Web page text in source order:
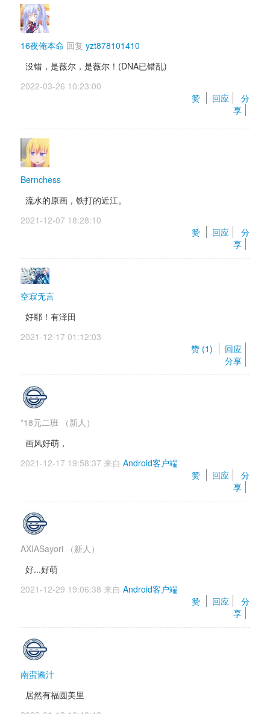
16夜俺本命 回复 yzt878101410
没错，是薇尔，是薇尔！(DNA已错乱)
2022-03-26 10:23:00
赞
回应
分
享
Bernchess
流水的原画，铁打的近江。
2021-12-07 18:28:10
赞
回应
分
享
空寂无言
好耶！有泽田
2021-12-17 01:12:03
赞 (1)
回应
分享
*18元二班
（新人）
画风好萌，
2021-12-17 19:58:37 来自 Android客户端
赞
回应
分
享
AXIASayori
（新人）
好...好萌
2021-12-29 19:06:38 来自 Android客户端
赞
回应
分
享
南蛮酱汁
居然有福圆美里